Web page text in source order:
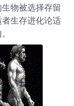
物被选择存留
生存进化论适